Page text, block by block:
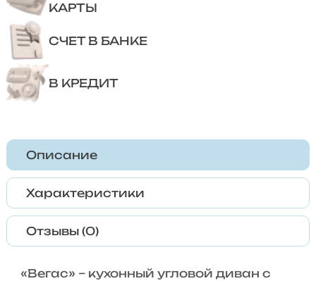
КАРТЫ
СЧЕТ В БАНКЕ
В КРЕДИТ
Описание
Характеристики
Отзывы (0)
«Вегас» – кухонный угловой диван с